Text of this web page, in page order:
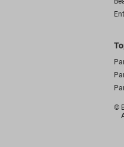
©